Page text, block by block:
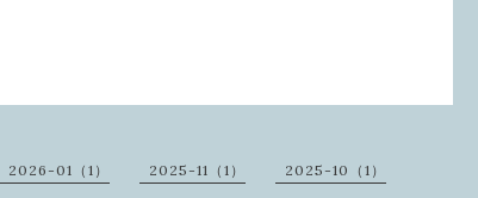
2026-01（1） 2025-11（1） 2025-10（1）